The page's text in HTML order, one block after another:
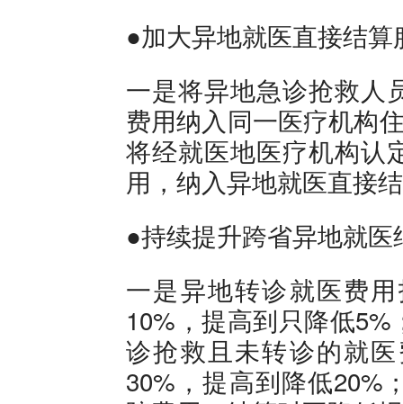
●加大异地就医直接结算
一是将异地急诊抢救人
费用纳入同一医疗机构
将经就医地医疗机构认
用，纳入异地就医直接
●持续提升跨省异地就医
一是异地转诊就医费
10%，提高到只降低
诊抢救且未转诊的就
30%，提高到降低20%